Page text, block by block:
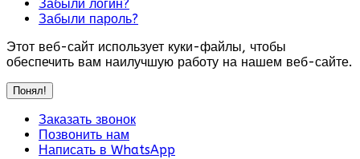
Забыли логин?
Забыли пароль?
Этот веб-сайт использует куки-файлы, чтобы
обеспечить вам наилучшую работу на нашем веб-сайте.
Понял!
Заказать звонок
Позвонить нам
Написать в WhatsApp